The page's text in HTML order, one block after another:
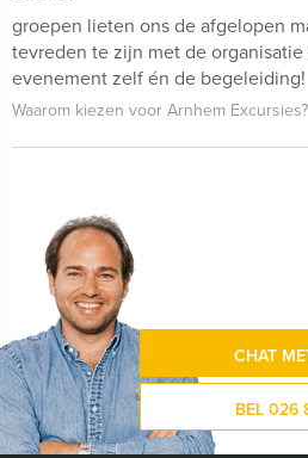
groepen lieten ons de afgelopen
tevreden te zijn met de
evenement zelf én de begeleiding!
Waarom kiezen voor Arnhem Excursies?
CHAT
BEL 026